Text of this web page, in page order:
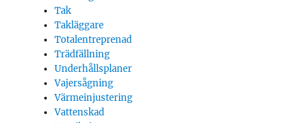
Tak
Takläggare
Totalentreprenad
Trädfällning
Underhållsplaner
Vajersågning
Värmeinjustering
Vattenskad